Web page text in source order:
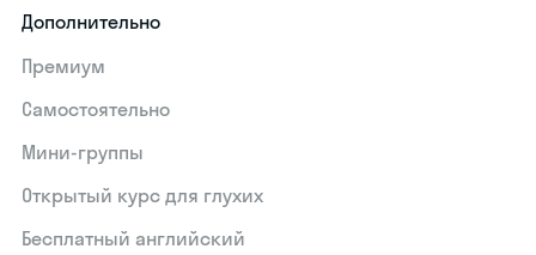
Дополнительно
Премиум
Самостоятельно
Мини-группы
Открытый курс для глухих
Бесплатный английский